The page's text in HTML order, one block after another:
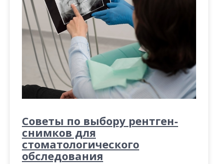
Советы по выбору рентген-
снимков для
стоматологического
обследования